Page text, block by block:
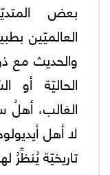
بعض
العالميّين
والحديث مع
الحاليّة أو
الغالب،
لا أهل
تاريخيّة يُنظِّرُ